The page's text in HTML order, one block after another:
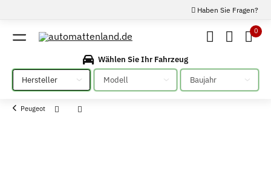
Haben Sie Fragen?
0
Wählen Sie Ihr Fahrzeug
Bitte auswählen
Bitte auswählen Bitte auswählen
Peugeot